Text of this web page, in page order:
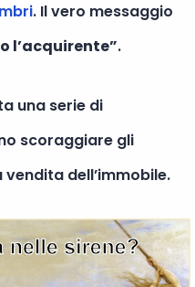
. Il vero messaggio
l’acquirente”.
una serie di
scoraggiare gli
dell’immobile.